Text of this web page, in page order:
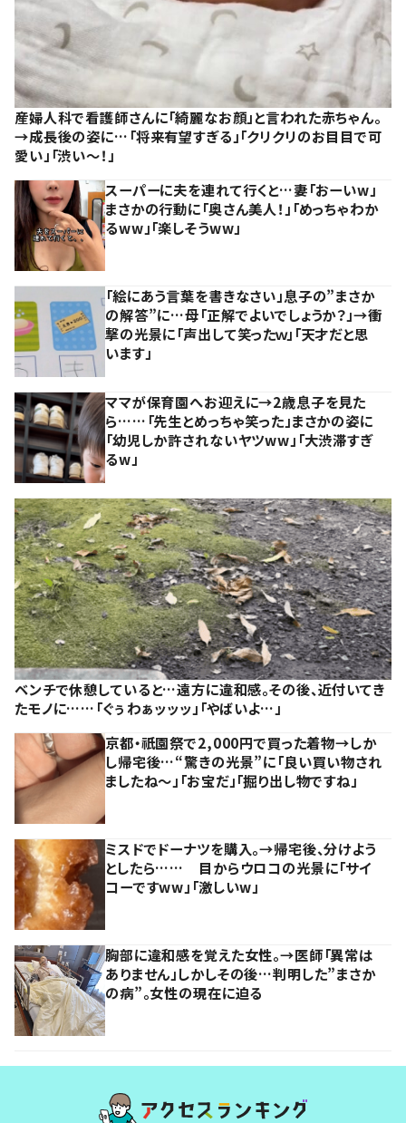
産婦人科で看護師さんに「綺麗なお顔」と言われた赤ちゃん。
→成長後の姿に…「将来有望すぎる」「クリクリのお目目で可
愛い」「渋い～！」
スーパーに夫を連れて行くと…妻「おーいw」
まさかの行動に「奥さん美人！」「めっちゃわか
るww」「楽しそうww」
「絵にあう言葉を書きなさい」息子の”まさか
の解答”に…母「正解でよいでしょうか？」→衝
撃の光景に「声出して笑ったｗ」「天才だと思
います」
ママが保育園へお迎えに→2歳息子を見た
ら……「先生とめっちゃ笑った」まさかの姿に
「幼児しか許されないヤツww」「大渋滞すぎ
るw」
ベンチで休憩していると…遠方に違和感。その後、近付いてき
たモノに……「ぐぅわぁッッッ」「やばいよ…」
京都・祇園祭で2,000円で買った着物→しか
し帰宅後…“驚きの光景”に「良い買い物され
ましたね～」「お宝だ」「掘り出し物ですね」
ミスドでドーナツを購入。→帰宅後、分けよう
としたら…… 目からウロコの光景に「サイ
コーですww」「激しいw」
胸部に違和感を覚えた女性。→医師「異常は
ありません」しかしその後…判明した”まさか
の病”。女性の現在に迫る